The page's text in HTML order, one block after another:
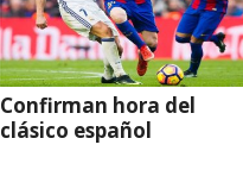
Confirman hora del
clásico español